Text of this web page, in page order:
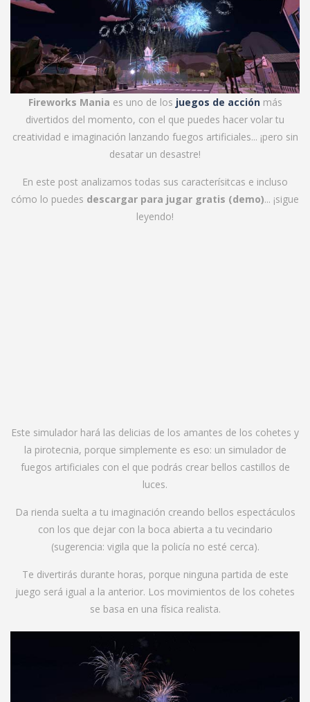
Fireworks Mania es uno de los juegos de acciónmás
divertidos del momento, con el que puedes hacer volar tu
creatividad e imaginación lanzando fuegos artificiales... ¡pero sin
desatar un desastre!
En este post analizamos todas sus caracterísitcas e incluso
cómo lo puedes descargar para jugar gratis (demo)... ¡sigue
leyendo!
Este simulador hará las delicias de los amantes de los cohetes y
la pirotecnia, porque simplemente es eso: un simulador de
fuegos artificiales con el que podrás crear bellos castillos de
luces.
Da rienda suelta a tu imaginación creando bellos espectáculos
con los que dejar con la boca abierta a tu vecindario
(sugerencia: vigila que la policía no esté cerca).
Te divertirás durante horas, porque ninguna partida de este
juego será igual a la anterior. Los movimientos de los cohetes
se basa en una física realista.